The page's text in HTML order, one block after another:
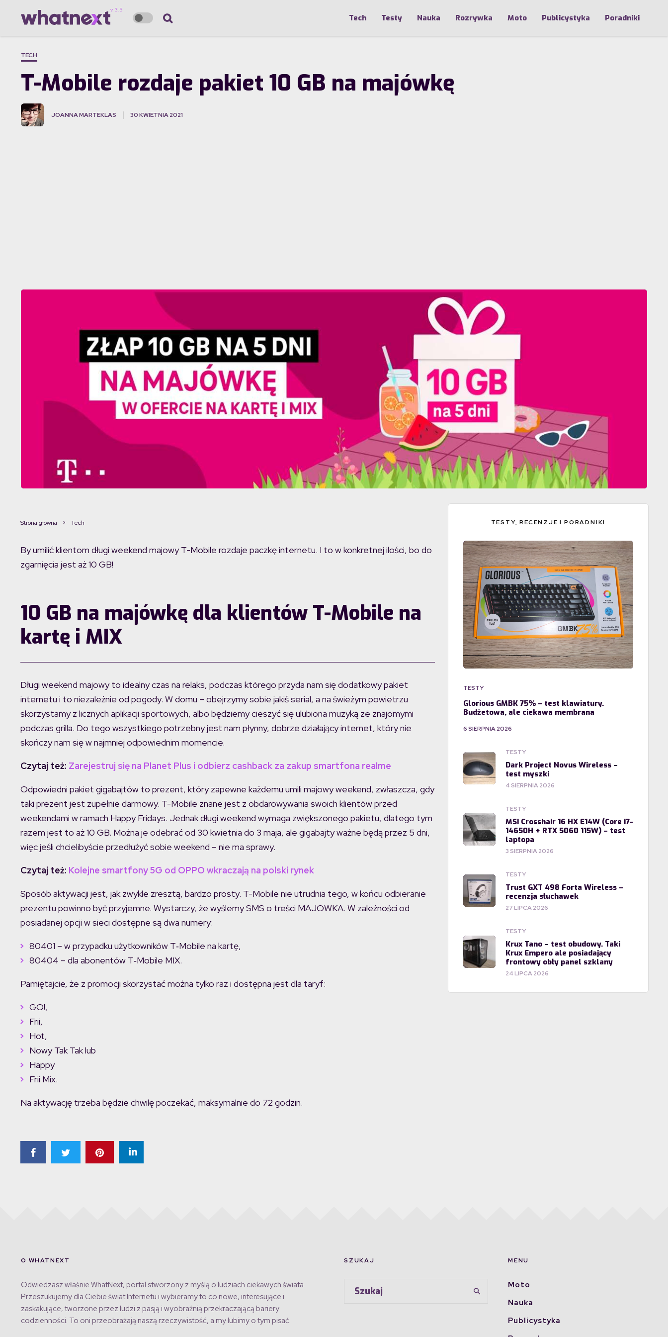
Tech Testy Nauka Rozrywka Moto Publicystyka Poradniki
TECH
T-Mobile rozdaje pakiet 10 GB na majówkę
JOANNA MARTEKLAS 30 KWIETNIA 2021
Strona główna Tech
By umilić klientom długi weekend majowy T-Mobile rozdaje paczkę internetu. I to w konkretnej ilości, bo do
zgarnięcia jest aż 10 GB!
10 GB na majówkę dla klientów T-Mobile na
kartę i MIX
Długi weekend majowy to idealny czas na relaks, podczas którego przyda nam się dodatkowy pakiet
internetu i to niezależnie od pogody. W domu – obejrzymy sobie jakiś serial, a na świeżym powietrzu
skorzystamy z licznych aplikacji sportowych, albo będziemy cieszyć się ulubiona muzyką ze znajomymi
podczas grilla. Do tego wszystkiego potrzebny jest nam płynny, dobrze działający internet, który nie
skończy nam się w najmniej odpowiednim momencie.
Czytaj też: Zarejestruj się na Planet Plus i odbierz cashback za zakup smartfona realme
Odpowiedni pakiet gigabajtów to prezent, który zapewne każdemu umili majowy weekend, zwłaszcza, gdy
taki prezent jest zupełnie darmowy. T-Mobile znane jest z obdarowywania swoich klientów przed
weekendami w ramach Happy Fridays. Jednak długi weekend wymaga zwiększonego pakietu, dlatego tym
razem jest to aż 10 GB. Można je odebrać od 30 kwietnia do 3 maja, ale gigabajty ważne będą przez 5 dni,
więc jeśli chcielibyście przedłużyć sobie weekend – nie ma sprawy.
Czytaj też: Kolejne smartfony 5G od OPPO wkraczają na polski rynek
Sposób aktywacji jest, jak zwykle zresztą, bardzo prosty. T-Mobile nie utrudnia tego, w końcu odbieranie
prezentu powinno być przyjemne. Wystarczy, że wyślemy SMS o treści MAJOWKA. W zależności od
posiadanej opcji w sieci dostępne są dwa numery:
80401 – w przypadku użytkowników T‑Mobile na kartę,
80404 – dla abonentów T‑Mobile MIX.
Pamiętajcie, że z promocji skorzystać można tylko raz i dostępna jest dla taryf:
GO!,
Frii,
Hot,
Nowy Tak Tak lub
Happy
Frii Mix.
Na aktywację trzeba będzie chwilę poczekać, maksymalnie do 72 godzin.
TESTY, RECENZJE I PORADNIKI
TESTY
Glorious GMBK 75% – test klawiatury.
Budżetowa, ale ciekawa membrana
6 SIERPNIA 2026
TESTY
Dark Project Novus Wireless –
test myszki
4 SIERPNIA 2026
TESTY
MSI Crosshair 16 HX E14W (Core i7-
14650H + RTX 5060 115W) – test
laptopa
3 SIERPNIA 2026
TESTY
Trust GXT 498 Forta Wireless –
recenzja słuchawek
27 LIPCA 2026
TESTY
Krux Tano – test obudowy. Taki
Krux Empero ale posiadający
frontowy obły panel szklany
24 LIPCA 2026
O WHATNEXT
Odwiedzasz właśnie WhatNext, portal stworzony z myślą o ludziach ciekawych świata.
Przeszukujemy dla Ciebie świat Internetu i wybieramy to co nowe, interesujące i
zaskakujące, tworzone przez ludzi z pasją i wyobraźnią przekraczającą bariery
codzienności. To oni przeobrażają naszą rzeczywistość, a my lubimy o tym pisać.
SZUKAJ MENU
Moto
Nauka
Publicystyka